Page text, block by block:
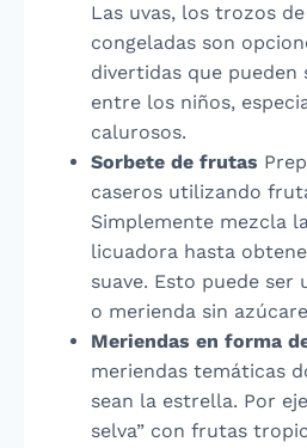
Las uvas, los trozos
congeladas son
divertidas que pueden
entre los niños,
calurosos.
Sorbete de frutas
caseros utilizando
Simplemente mezcla
licuadora hasta
suave. Esto puede
o merienda sin
Meriendas en forma
meriendas temáticas
sean la estrella. Por
selva” con frutas